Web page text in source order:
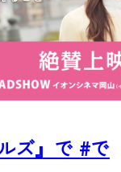
ズ』で #で